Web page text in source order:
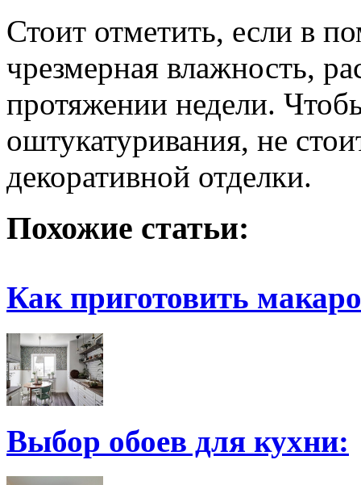
Стоит отметить, если в
чрезмерная влажность,
протяжении недели.
оштукатуривания, не
декоративной отделки.
Похожие статьи:
Как приготовить
Выбор обоев для кухни: